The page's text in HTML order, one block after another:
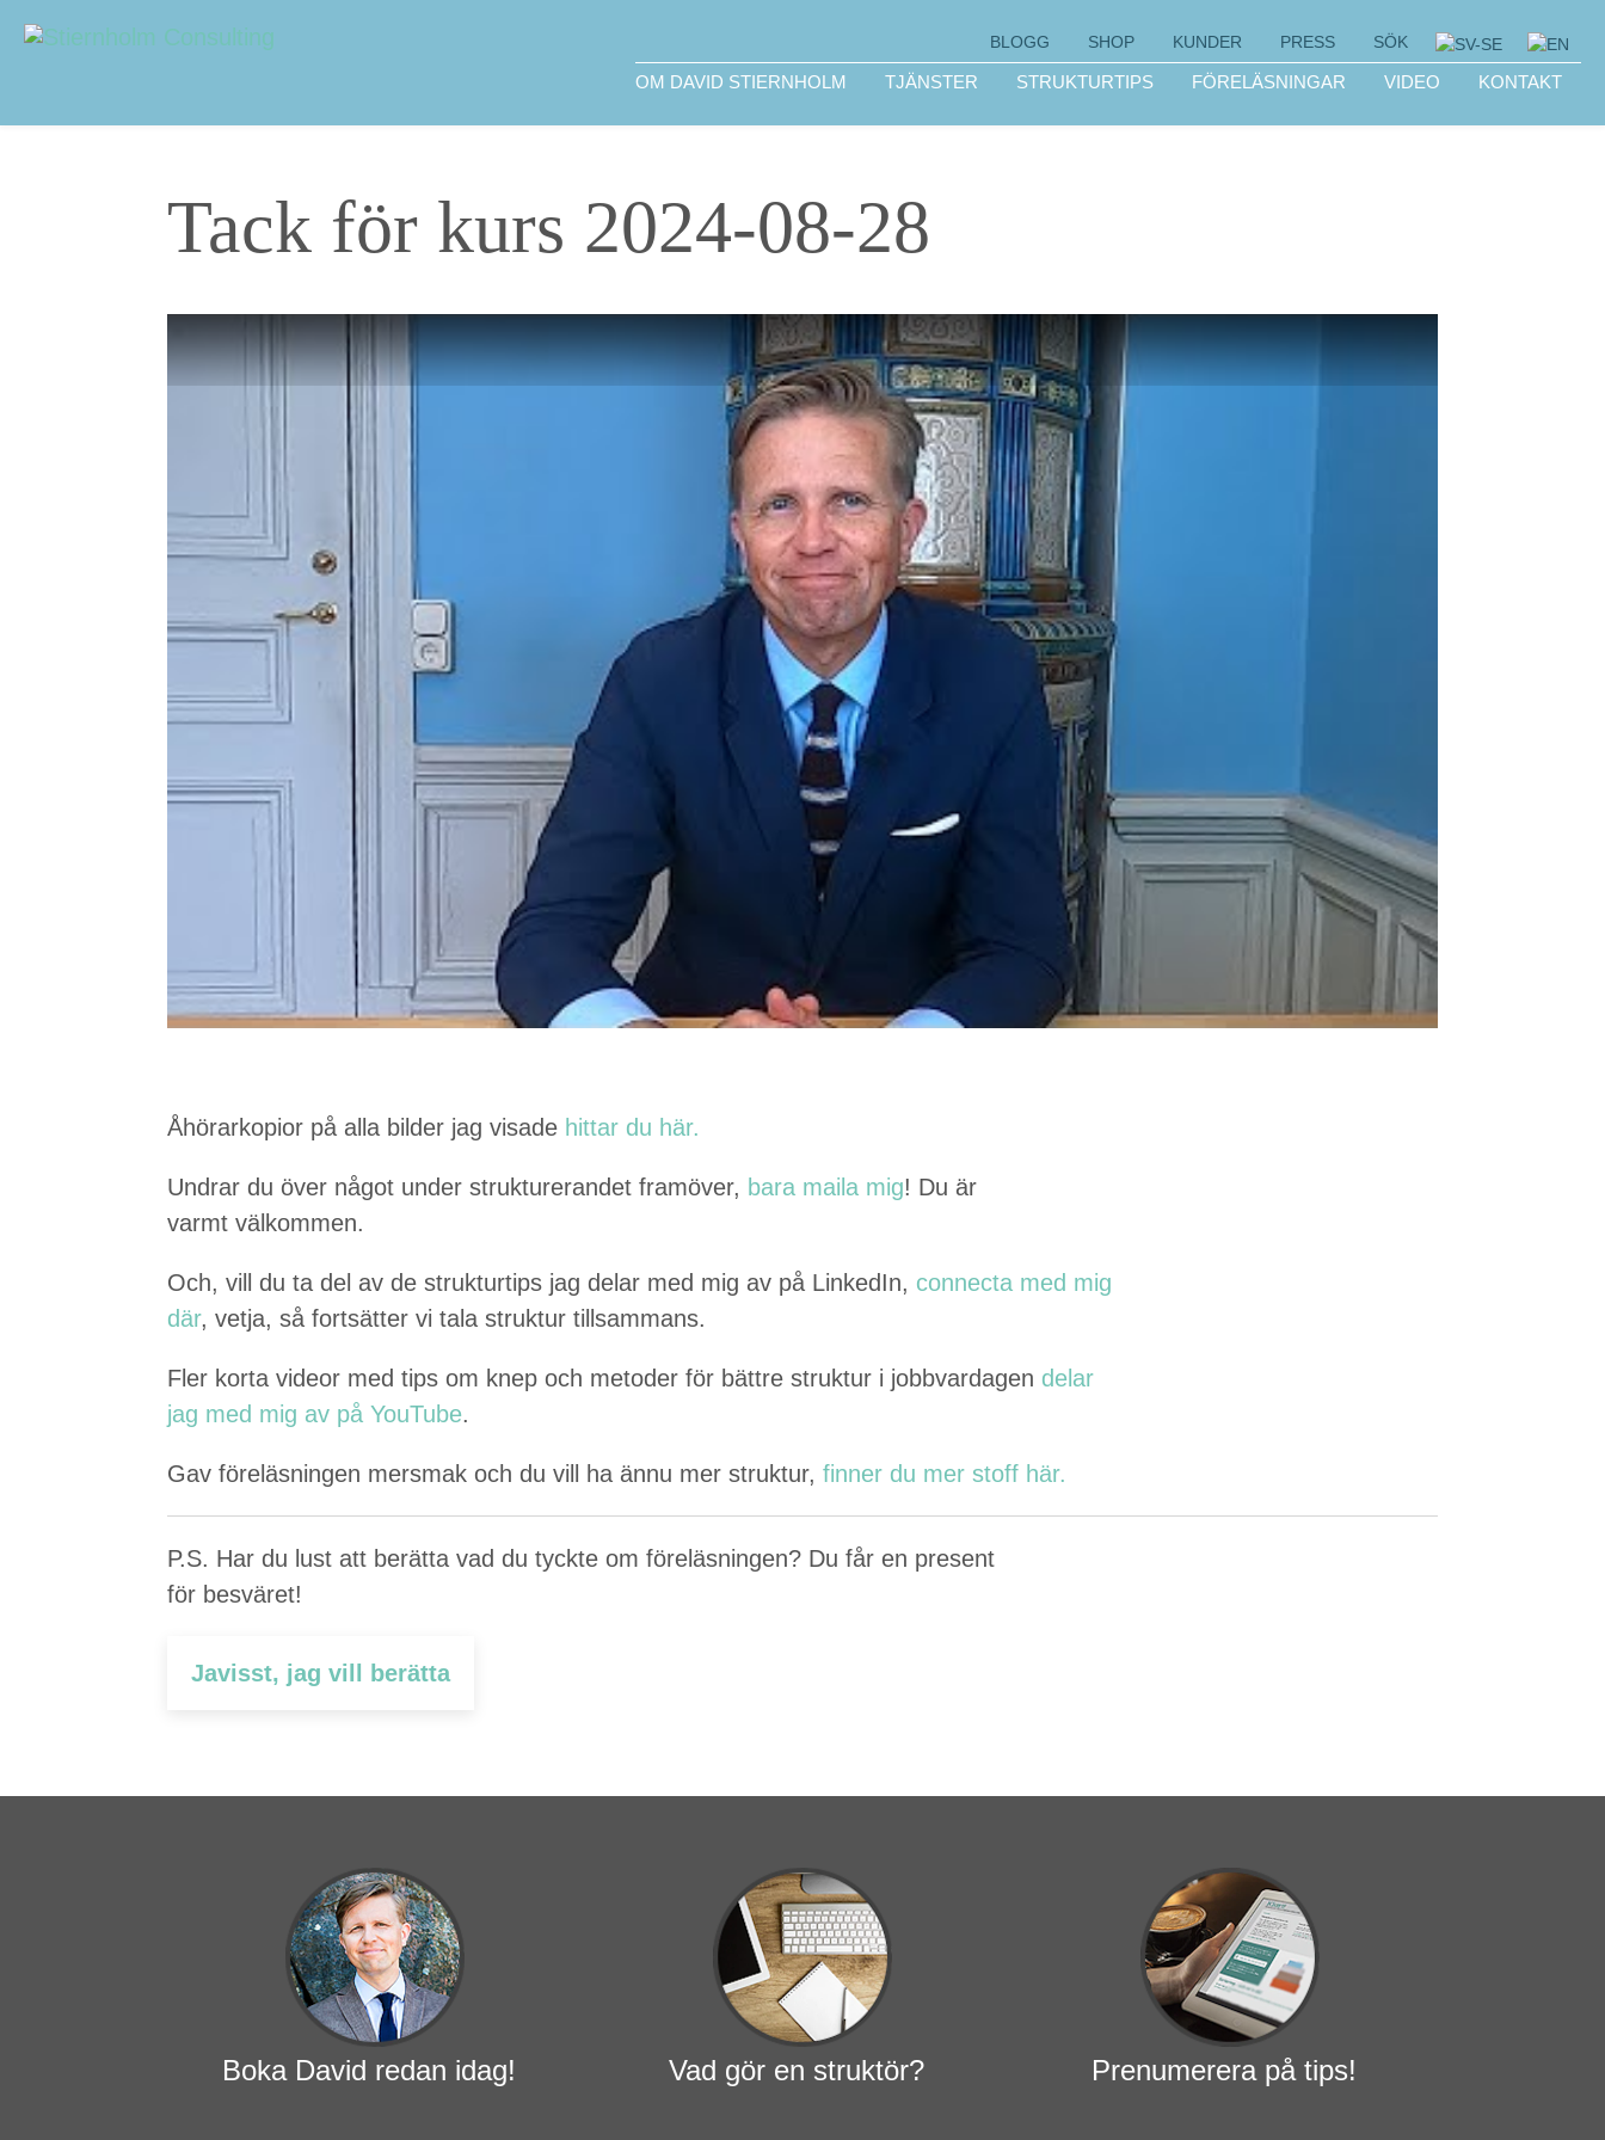
Sidhuvud
OM DAVID STIERNHOLM TJÄNSTER STRUKTURTIPS FÖRELÄSNINGAR VIDEO KONTAKT
BLOGG SHOP KUNDER PRESS SÖK
Tack för kurs 2024-08-28
Åhörarko­pi­or på alla bilder jag visade hit­tar du här.
Undrar du över något under struk­tureran­det framöver, bara maila mig! Du är
varmt välkommen.
Och, vill du ta del av de struk­tur­tips jag delar med mig av på LinkedIn, con­nec­ta med mig
där, vet­ja, så fort­sät­ter vi tala struk­tur tillsammans.
Fler kor­ta vide­or med tips om knep och metoder för bät­tre struk­tur i job­b­varda­gen delar
jag med mig av på YouTube.
Gav föreläs­nin­gen mers­mak och du vill ha ännu mer struk­tur, finner du mer stoff här.
P.S. Har du lust att berät­ta vad du tyck­te om föreläs­nin­gen? Du får en present
för besväret!
Javisst, jag vill berätta
Boka David redan idag! Vad gör en struktör? Prenumerera på tips!